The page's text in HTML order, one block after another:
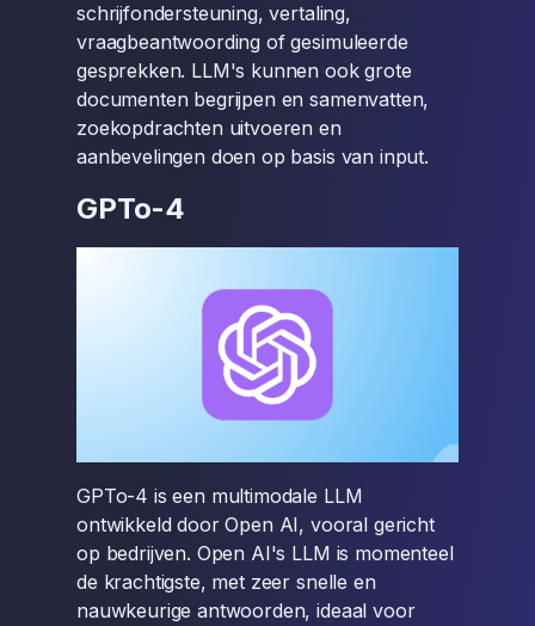
schrijfondersteuning, vertaling,
vraagbeantwoording of gesimuleerde
gesprekken. LLM's kunnen ook grote
documenten begrijpen en samenvatten,
zoekopdrachten uitvoeren en
aanbevelingen doen op basis van input.
GPTo-4
GPTo-4 is een multimodale LLM
ontwikkeld door Open AI, vooral gericht
op bedrijven. Open AI's LLM is momenteel
de krachtigste, met zeer snelle en
nauwkeurige antwoorden, ideaal voor